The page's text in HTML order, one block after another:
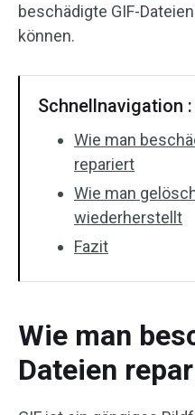
beschädigte GIF-
können.
Schnellnavigation :
Wie man
repariert
Wie man
wiederherstellt
Fazit
Wie man
Dateien